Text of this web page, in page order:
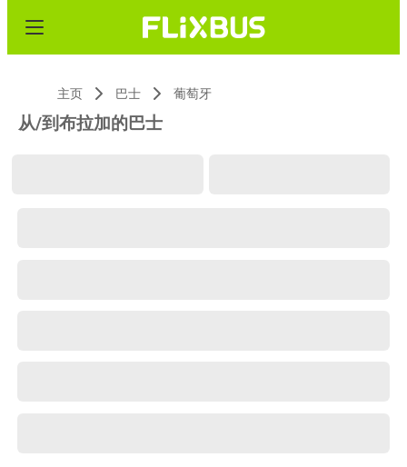
主页 巴士 葡萄牙
从/到布拉加的巴士